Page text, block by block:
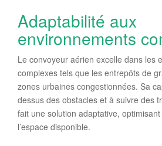
Adaptabilité aux
environnements
Le convoyeur aérien excelle dans les
complexes tels que les entrepôts de
zones urbaines congestionnées. Sa
dessus des obstacles et à suivre des
fait une solution adaptative, optimisant
l’espace disponible.